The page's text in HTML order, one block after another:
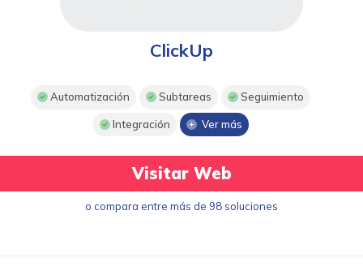
ClickUp
Automatización Subtareas Seguimiento
Integración Ver más
Visitar Web
o compara entre más de 98 soluciones